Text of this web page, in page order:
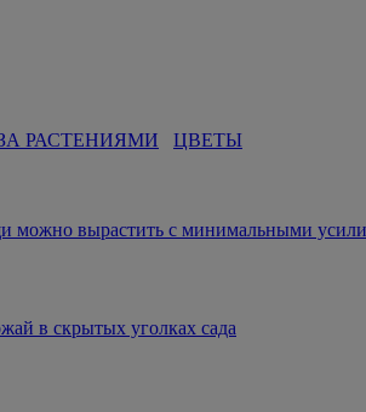
РАСТЕНИЯМИ ЦВЕТЫ
можно вырастить с минимальными
в скрытых уголках сада